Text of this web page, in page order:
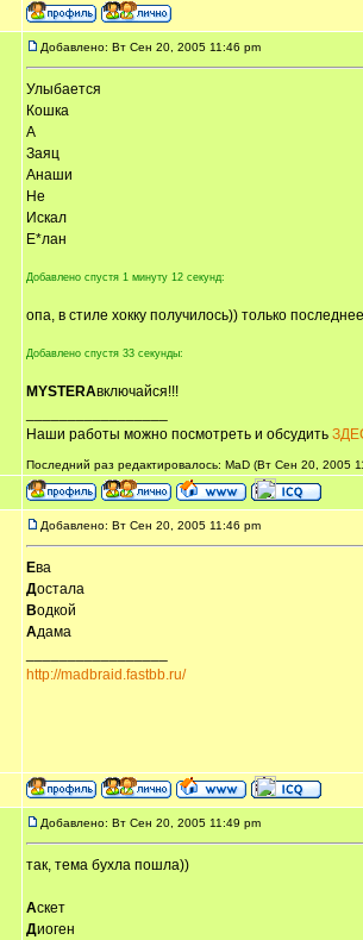
Добавлено: Вт Сен 20, 2005 11:46 pm
Улыбается
Кошка
А
Заяц
Анаши
Не
Искал
Е*лан
Добавлено спустя 1 минуту 12 секунд:
опа, в стиле хокку получилось)) только
Добавлено спустя 33 секунды:
MYSTERAвключайся!!!
Наши работы можно посмотреть и обсудить
Последний раз редактировалось: MaD (Вт Сен 20, 2005
Добавлено: Вт Сен 20, 2005 11:46 pm
Ева
Достала
Водкой
Адама
http://madbraid.fastbb.ru/
Добавлено: Вт Сен 20, 2005 11:49 pm
так, тема бухла пошла))
Аскет
Диоген